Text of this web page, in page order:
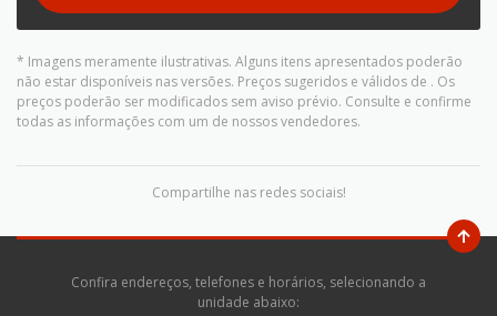
* Imagens meramente ilustrativas. Alguns itens apresentados poderão
não estar disponíveis nas versões. Preços sugeridos e válidos de . Os
preços poderão ser modificados sem aviso prévio. Consulte e confirme
todas as informações com um de nossos vendedores.
Compartilhe nas redes sociais!
Confira endereços, telefones e horários, selecionando a
unidade abaixo: